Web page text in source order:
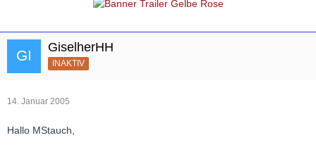
GiselherHH
INAKTIV
14. Januar 2005
Hallo MStauch,